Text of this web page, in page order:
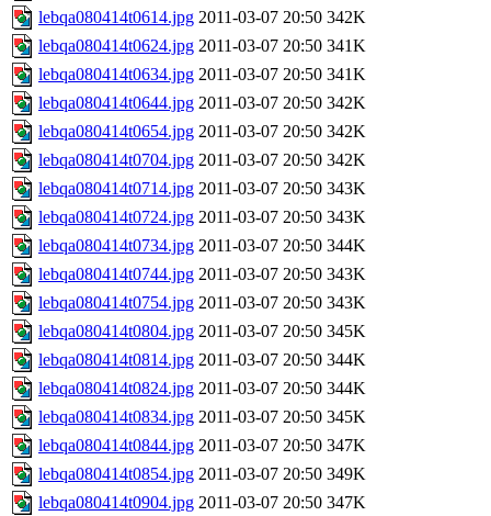
lebqa080414t0614.jpg 2011-03-07 20:50 342K
lebqa080414t0624.jpg 2011-03-07 20:50 341K
lebqa080414t0634.jpg 2011-03-07 20:50 341K
lebqa080414t0644.jpg 2011-03-07 20:50 342K
lebqa080414t0654.jpg 2011-03-07 20:50 342K
lebqa080414t0704.jpg 2011-03-07 20:50 342K
lebqa080414t0714.jpg 2011-03-07 20:50 343K
lebqa080414t0724.jpg 2011-03-07 20:50 343K
lebqa080414t0734.jpg 2011-03-07 20:50 344K
lebqa080414t0744.jpg 2011-03-07 20:50 343K
lebqa080414t0754.jpg 2011-03-07 20:50 343K
lebqa080414t0804.jpg 2011-03-07 20:50 345K
lebqa080414t0814.jpg 2011-03-07 20:50 344K
lebqa080414t0824.jpg 2011-03-07 20:50 344K
lebqa080414t0834.jpg 2011-03-07 20:50 345K
lebqa080414t0844.jpg 2011-03-07 20:50 347K
lebqa080414t0854.jpg 2011-03-07 20:50 349K
lebqa080414t0904.jpg 2011-03-07 20:50 347K